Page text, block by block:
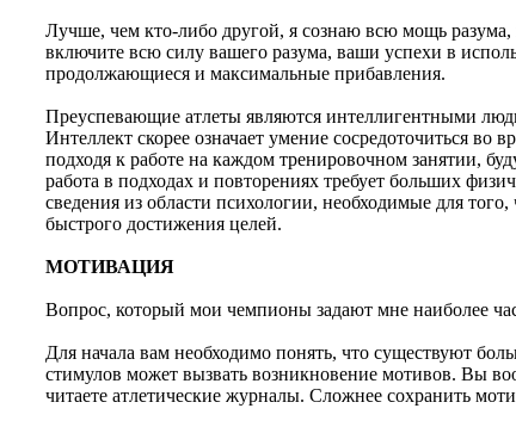
Лучше, чем кто-либо другой, я сознаю всю мощь
включите всю силу вашего разума, ваши успехи в
продолжающиеся и максимальные прибавления.
Преуспевающие атлеты являются интеллигентными
Интеллект скорее означает умение сосредоточиться
подходя к работе на каждом тренировочном занятии,
работа в подходах и повторениях требует больших
сведения из области психологии, необходимые для
быстрого достижения целей.
МОТИВАЦИЯ
Вопрос, который мои чемпионы задают мне наиболее
Для начала вам необходимо понять, что существуют
стимулов может вызвать возникновение мотивов. Вы
читаете атлетические журналы. Сложнее сохранить